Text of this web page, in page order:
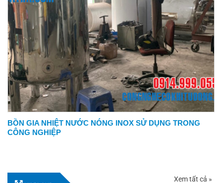
BỒN GIA NHIỆT NƯỚC NÓNG INOX SỬ DỤNG TRONG
CÔNG NGHIỆP
Xem tất cả »